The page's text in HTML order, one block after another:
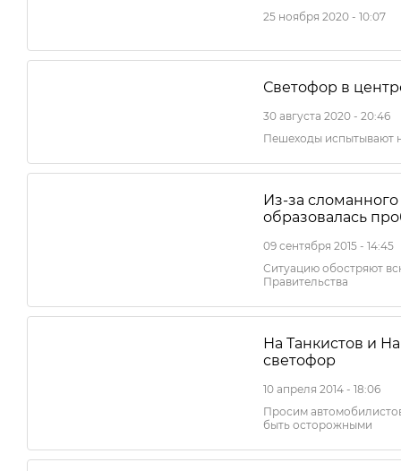
25 ноября 2020 - 10:07
Светофор в
30 августа 2020 - 20:46
Пешеходы испытывают
Из-за
образовалась
09 сентября 2015 - 14:45
Ситуацию обостряют
Правительства
На Танкистов и
светофор
10 апреля 2014 - 18:06
Просим
быть осторожными